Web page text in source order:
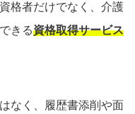
格者だけでなく、介護
きる資格取得サービス
なく、履歴書添削や面